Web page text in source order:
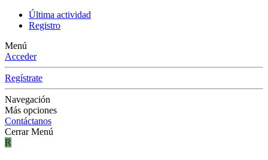
Última actividad
Registro
Menú
Acceder
Regístrate
Navegación
Más opciones
Contáctanos
Cerrar Menú
R